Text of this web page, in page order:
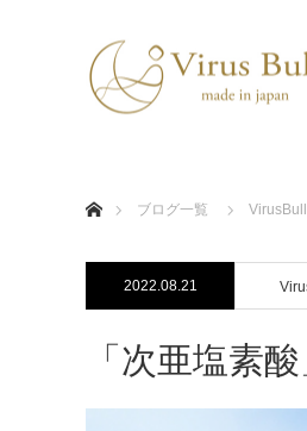
ブログ一覧
VirusBull
2022.08.21
「次亜塩素